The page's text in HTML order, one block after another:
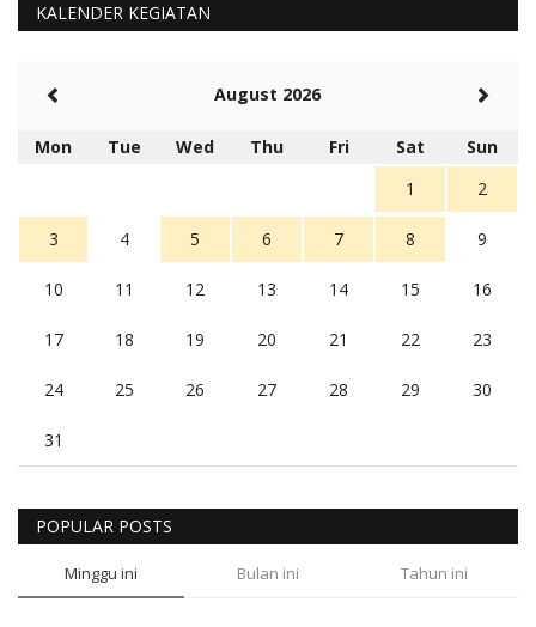
KALENDER KEGIATAN
August 2026
Mon Tue Wed Thu Fri Sat
Sun
1
2
3 4 5 6 7 8 9
10 11 12 13 14 15 16
17 18 19 20 21 22 23
24 25 26 27 28 29 30
31
POPULAR POSTS
Minggu ini Bulan ini Tahun ini